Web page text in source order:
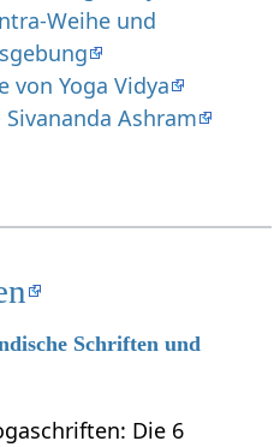
Weihe und
von Yoga Vidya
Ashram
Schriften und
Die 6